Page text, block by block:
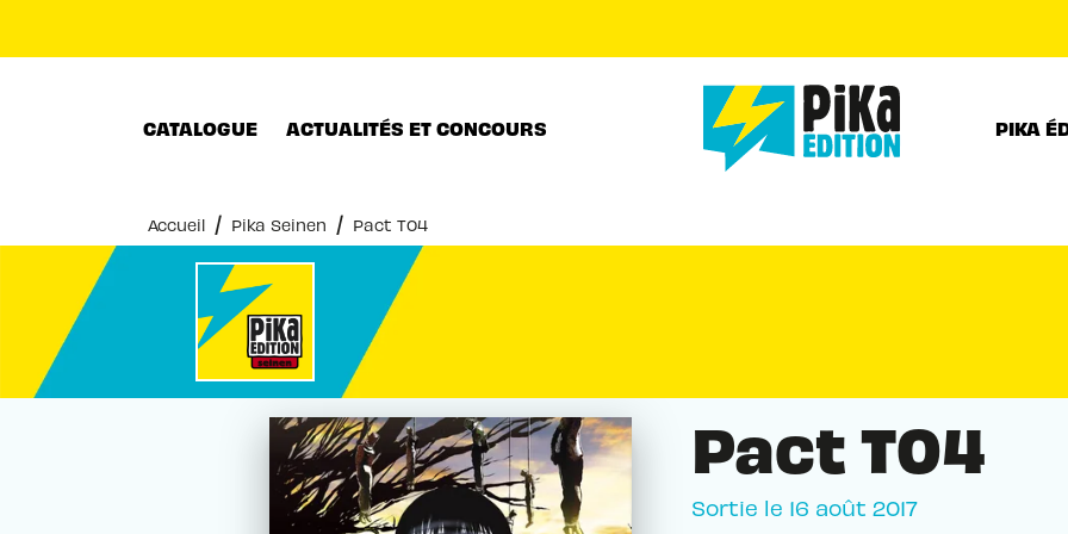
CATALOGUE ACTUALITÉS ET CONCOURS PIKA
Accueil / Pika Seinen / Pact T04
Pact T04
Sortie le 16 août 2017